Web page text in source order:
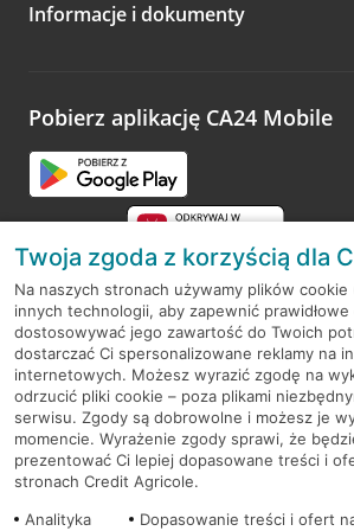
Zachęcamy do podzielenia się z nami
opinie.
Informacje i dokumenty
Pobierz aplikację CA24 Mobile
RODO
Regulamin serwisu
Mapa serwisu
PolitykaCookies
Twoja zgoda z korzyścią dla
Na naszych stronach używamy plików
innych technologii, aby zapewnić prawidłowe
dostosowywać jego zawartość do Twoich
dostarczać Ci spersonalizowane reklamy na
internetowych. Możesz wyrazić zgodę na
odrzucić pliki cookie – poza plikami
serwisu. Zgody są dobrowolne i możesz je
momencie. Wyrażenie zgody sprawi, że
prezentować Ci lepiej dopasowane treści i
stronach Credit Agricole.
Analityka
Dopasowanie treści i ofert